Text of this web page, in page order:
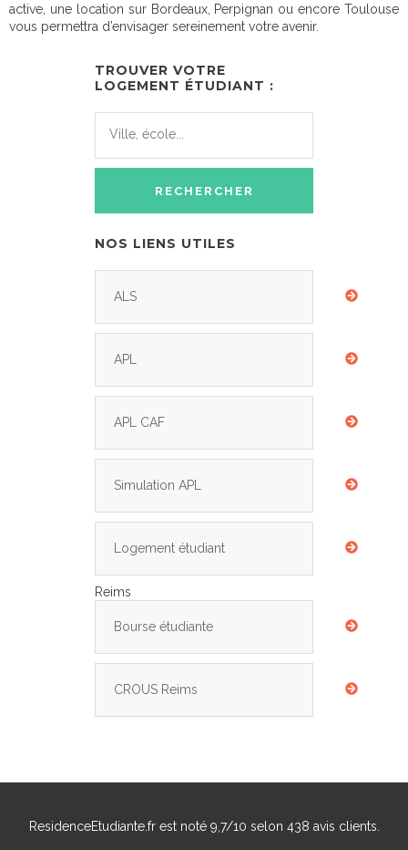
active, une location sur Bordeaux, Perpignan ou encore Toulouse
vous permettra d’envisager sereinement votre avenir.
TROUVER VOTRE
LOGEMENT ÉTUDIANT :
NOS LIENS UTILES
ALS
APL
APL CAF
Simulation APL
Logement étudiant
Reims
Bourse étudiante
CROUS Reims
ResidenceEtudiante.frest noté 9,7/10 selon 438 avis clients.